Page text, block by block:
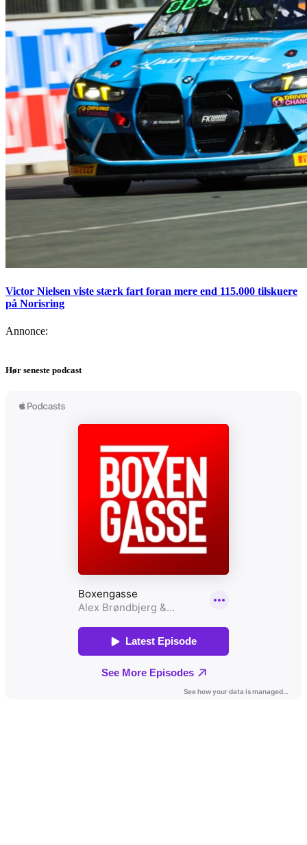
Victor Nielsen viste stærk fart foran mere end 115.000 tilskuere
på Norisring
Annonce:
Hør seneste podcast